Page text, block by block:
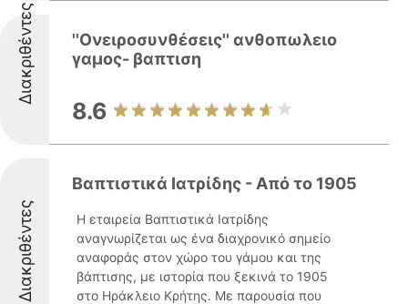
Διακριθέντες
''Ονειροσυνθέσεις'' ανθοπωλειο
γαμος- βαπτιση
8.6
Διακριθέντες
Βαπτιστικά Ιατρίδης - Από το 1905
Η εταιρεία Βαπτιστικά Ιατρίδης
αναγνωρίζεται ως ένα διαχρονικό σημείο
αναφοράς στον χώρο του γάμου και της
βάπτισης, με ιστορία που ξεκινά το 1905
στο Ηράκλειο Κρήτης. Με παρουσία που